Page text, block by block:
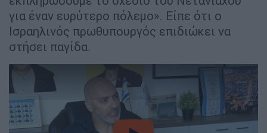
για έναν ευρύτερο πόλεμο». Είπε ότι ο
Ισραηλινός πρωθυπουργός επιδιώκει να
στήσει παγίδα.